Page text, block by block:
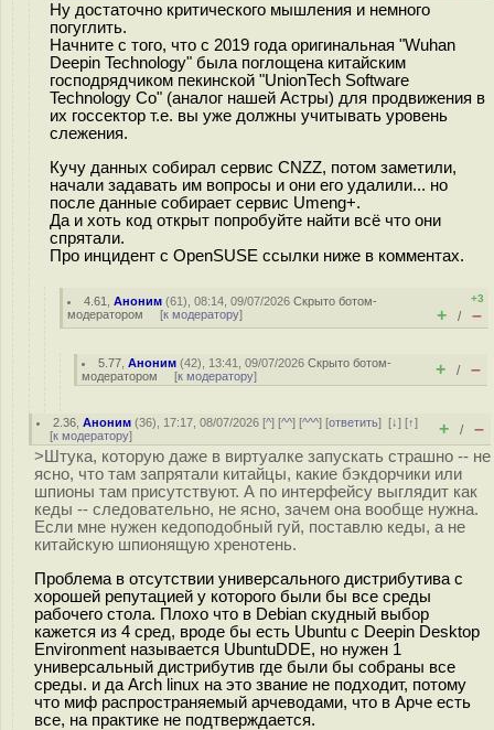
Ну достаточно критического мышления и немного
погуглить.
Начните с того, что с 2019 года оригинальная "Wuhan
Deepin Technology" была поглощена китайским
господрядчиком пекинской "UnionTech Software
Technology Co" (аналог нашей Астры) для продвижения в
их госсектор т.е. вы уже должны учитывать уровень
слежения.
Кучу данных собирал сервис CNZZ, потом заметили,
начали задавать им вопросы и они его удалили... но
после данные собирает сервис Umeng+.
Да и хоть код открыт попробуйте найти всё что они
спрятали.
Про инцидент с OpenSUSE ссылки ниже в комментах.
4.61 ,Аноним (61), 08:14, 09/07/2026Скрыто ботом-
модератором [к модератору]
+3
+ / –
5.77 ,Аноним (42), 13:41, 09/07/2026Скрыто ботом-
модератором [к модератору] + / –
2.36 ,Аноним (36), 17:17, 08/07/2026 [^] [^^] [^^^] [ответить][↓] [↑]
[к модератору] + / –
>Штука, которую даже в виртуалке запускать страшно -- не
ясно, что там запрятали китайцы, какие бэкдорчики или
шпионы там присутствуют. А по интерфейсу выглядит как
кеды -- следовательно, не ясно, зачем она вообще нужна.
Если мне нужен кедоподобный гуй, поставлю кеды, а не
китайскую шпионящую хренотень.
Проблема в отсутствии универсального дистрибутива с
хорошей репутацией у которого были бы все среды
рабочего стола. Плохо что в Debian скудный выбор
кажется из 4 сред, вроде бы есть Ubuntu с Deepin Desktop
Environment называется UbuntuDDE, но нужен 1
универсальный дистрибутив где были бы собраны все
среды. и да Arch linux на это звание не подходит, потому
что миф распространяемый арчеводами, что в Арче есть
все, на практике не подтверждается.